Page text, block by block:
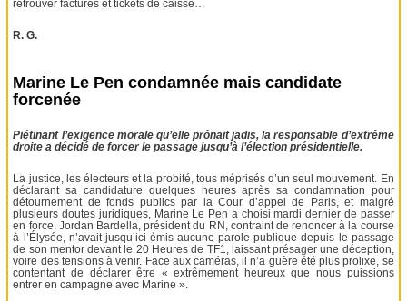
retrouver factures et tickets de caisse…
R. G.
Marine Le Pen condamnée mais candidate
forcenée
Piétinant l’exigence morale qu’elle prônait jadis, la responsable d’extrême
droite a décidé de forcer le passage jusqu’à l’élection présidentielle.
La justice, les électeurs et la probité, tous méprisés d’un seul mouvement. En
déclarant sa candidature quelques heures après sa condamnation pour
détournement de fonds publics par la Cour d’appel de Paris, et malgré
plusieurs doutes juridiques, Marine Le Pen a choisi mardi dernier de passer
en force. Jordan Bardella, président du RN, contraint de renoncer à la course
à l’Élysée, n’avait jusqu’ici émis aucune parole publique depuis le passage
de son mentor devant le 20 Heures de TF1, laissant présager une déception,
voire des tensions à venir. Face aux caméras, il n’a guère été plus prolixe, se
contentant de déclarer être « extrêmement heureux que nous puissions
entrer en campagne avec Marine ».